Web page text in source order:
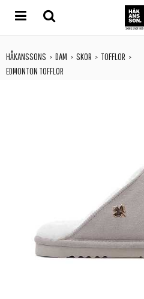
HÅKANSSONS > DAM > SKOR > TOFFLOR >
EDMONTON TOFFLOR